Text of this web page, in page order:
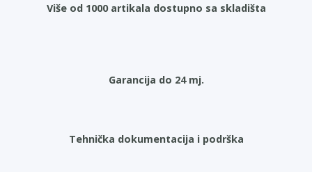
Više od 1000 artikala dostupno sa skladišta
Garancija do 24 mj.
Tehnička dokumentacija i podrška